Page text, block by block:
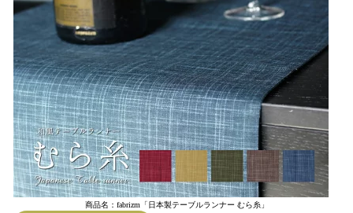
商品名：fabrizm「日本製テーブルランナー むら糸」